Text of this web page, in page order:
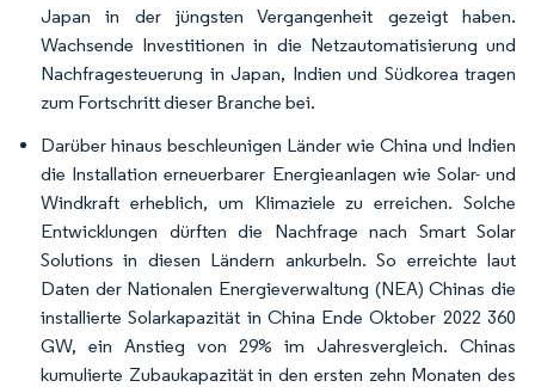
Japan in der jüngsten Vergangenheit gezeigt haben.
Wachsende Investitionen in die Netzautomatisierung und
Nachfragesteuerung in Japan, Indien und Südkorea tragen
zum Fortschritt dieser Branche bei.
Darüber hinaus beschleunigen Länder wie China und Indien
die Installation erneuerbarer Energieanlagen wie Solar- und
Windkraft erheblich, um Klimaziele zu erreichen. Solche
Entwicklungen dürften die Nachfrage nach Smart Solar
Solutions in diesen Ländern ankurbeln. So erreichte laut
Daten der Nationalen Energieverwaltung (NEA) Chinas die
installierte Solarkapazität in China Ende Oktober 2022 360
GW, ein Anstieg von 29% im Jahresvergleich. Chinas
kumulierte Zubaukapazität in den ersten zehn Monaten des